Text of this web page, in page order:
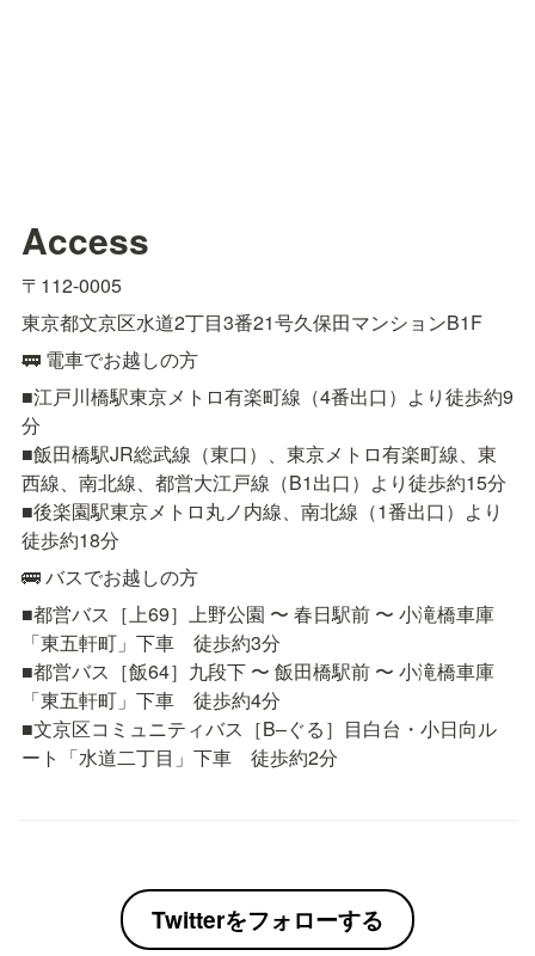
Access
〒112-0005
東京都文京区水道2丁目3番21号久保田マンションB1F
🚃 電車でお越しの方
■江戸川橋駅東京メトロ有楽町線（4番出口）より徒歩約9
分
■飯田橋駅JR総武線（東口）、東京メトロ有楽町線、東
西線、南北線、都営大江戸線（B1出口）より徒歩約15分
■後楽園駅東京メトロ丸ノ内線、南北線（1番出口）より
徒歩約18分
🚌 バスでお越しの方
■都営バス［上69］上野公園 〜 春日駅前 〜 小滝橋車庫
「東五軒町」下車　徒歩約3分
■都営バス［飯64］九段下 〜 飯田橋駅前 〜 小滝橋車庫
「東五軒町」下車　徒歩約4分
■文京区コミュニティバス［B–ぐる］目白台・小日向ル
ート「水道二丁目」下車　徒歩約2分
Twitterをフォローする